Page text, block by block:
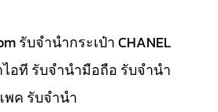
รับจำนำกระเป๋า CHANEL
อที รับจำนำมือถือ รับจำนำ
ค รับจำนำ